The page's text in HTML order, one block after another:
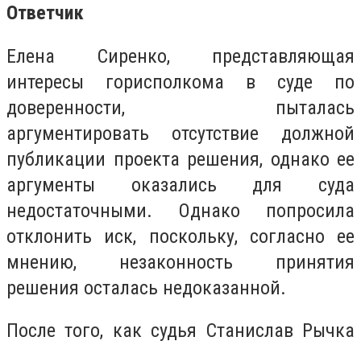
Ответчик
Елена Сиренко, представляющая
интересы горисполкома в суде по
доверенности, пыталась
аргументировать отсутствие должной
публикации проекта решения, однако ее
аргументы оказались для суда
недостаточными. Однако попросила
отклонить иск, поскольку, согласно ее
мнению, незаконность принятия
решения осталась недоказанной.
После того, как судья Станислав Рычка